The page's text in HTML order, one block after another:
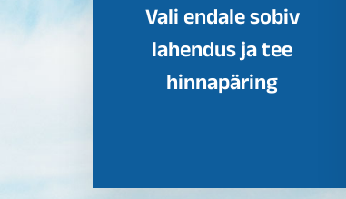
Vali endale sobiv
lahendus ja tee
hinnapäring